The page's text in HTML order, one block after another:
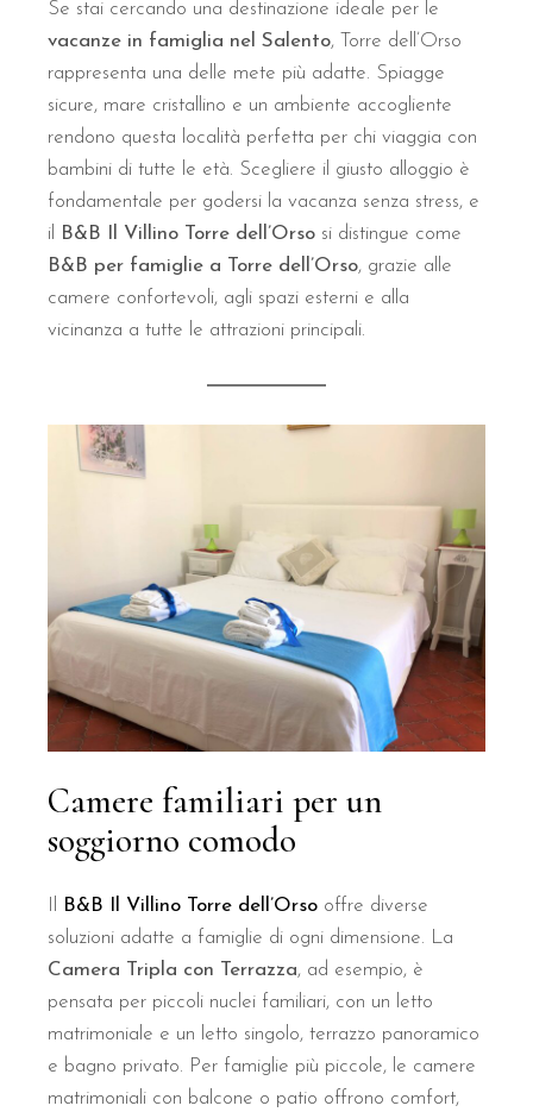
Le camere del B&B Il Villino Torre Dell'Orso sono dotate
Tipologia Camera Dimensione
Superior Suite 28 m² Veranda privata e
Matrimoniale Standard 22 m²
Camera con Terrazza 25 m² Vista panoramica
Quanto dista il B&B Il Villino
La centralità del
Com'è organizzata la
La colazione del B&B Il Villino Torre Dell'Orso è un rito
Oltre all'eccellenza gastronomica, ilB&B Il Villino Torre
Connessione Wi-Fi in fibra gratuitadisponibile in tutte le
Parcheggio privato
per garantire la massima sicurezza al
Politica Pet-friendly:
gli animali domestici sono i benvenuti
Il B&B Il Villino Torre Dell'Orso è
Coppie in cerca di una vacanza di relaxche desiderano
Viaggiatori esigentiche apprezzano la cura dei dettagli, la
Esploratori del Salentoche cercano una base logistica di
Informazioni Pratiche
B&B Il Villino Torre Dell'Orso riceve i propri ospiti con un
Se stai cercando una destinazione ideale per le
vacanze in famiglia nel Salento, Torre dell’Orso
rappresenta una delle mete più adatte. Spiagge
sicure, mare cristallino e un ambiente accogliente
rendono questa località perfetta per chi viaggia con
bambini di tutte le età. Scegliere il giusto alloggio è
fondamentale per godersi la vacanza senza stress, e
il
B&B Il Villino Torre dell’Orso si distingue come
B&B per famiglie a Torre dell’Orso, grazie alle
camere confortevoli, agli spazi esterni e alla
vicinanza a tutte le attrazioni principali.
Camere familiari per un
soggiorno comodo
B&B Il Villino Torre dell’Orso offre diverse
soluzioni adatte a famiglie di ogni dimensione. La
Camera Tripla con Terrazza, ad esempio, è
pensata per piccoli nuclei familiari, con un letto
matrimoniale e un letto singolo, terrazzo panoramico
e bagno privato. Per famiglie più piccole, le camere
matrimoniali con balcone o patio offrono comfort,